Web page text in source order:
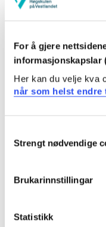
For å gjere
informasjonskapslar
Her kan du velje kva
når som helst
Selection
Strengt nødvendige
Brukarinnstillingar
Statistikk
ELE112
Elektriske
ELE117